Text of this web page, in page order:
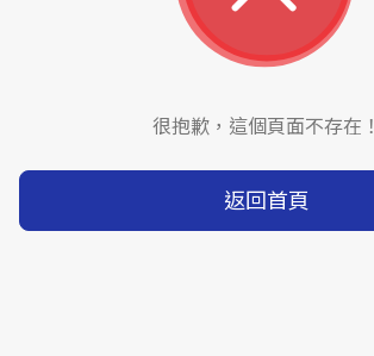
很抱歉，這個頁面不存在！
返回首頁